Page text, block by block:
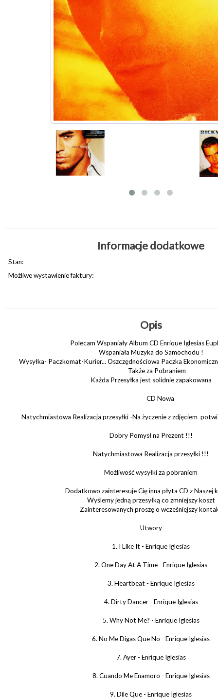
Informacje dodatkowe
Stan:
Możliwe wystawienie faktury:
Opis
Polecam Wspaniały Album CD Enrique Iglesias
Wspaniała Muzyka do Samochodu !
Wysyłka- Paczkomat-Kurier... Oszczędnościowa Paczka
Także za Pobraniem
Każda Przesyłka jest solidnie zapakowana
CD Nowa
Natychmiastowa Realizacja przesyłki -Na życzenie z zdjęciem
Dobry Pomysł na Prezent !!!
Natychmiastowa Realizacja przesyłki !!!
Możliwość wysyłki za pobraniem
Dodatkowo zainteresuje Cię inna płyta CD z Naszej
Wyślemy jedną przesyłką co zmniejszy koszt
Zainteresowanych proszę o wcześniejszy
Utwory
1. I Like It - Enrique Iglesias
2. One Day At A Time - Enrique Iglesias
3. Heartbeat - Enrique Iglesias
4. Dirty Dancer - Enrique Iglesias
5. Why Not Me? - Enrique Iglesias
6. No Me Digas Que No - Enrique Iglesias
7. Ayer - Enrique Iglesias
8. Cuando Me Enamoro - Enrique Iglesias
9. Dile Que - Enrique Iglesias